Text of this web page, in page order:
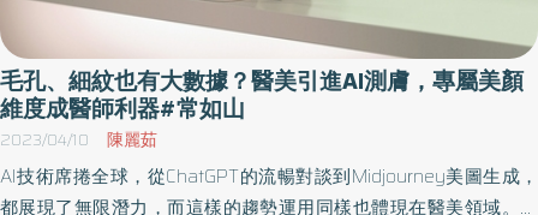
毛孔、細紋也有大數據？醫美引進AI測膚，專屬美顏
維度成醫師利器#常如山
2023/04/10 陳麗茹
AI技術席捲全球，從ChatGPT的流暢對談到Midjourney美圖生成，
都展現了無限潛力，而這樣的趨勢運用同樣也體現在醫美領域。台